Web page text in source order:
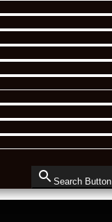
Search Button